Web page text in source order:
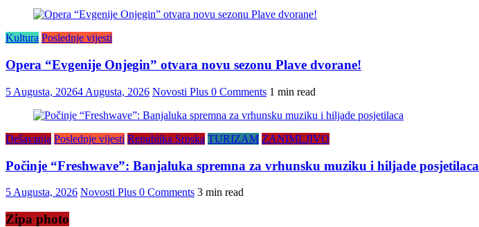
Kultura Poslednje vijesti
Opera “Evgenije Onjegin” otvara novu sezonu Plave dvorane!
5 Augusta, 20264 Augusta, 2026 Novosti Plus 0 Comments 1 min read
Dešavanja Poslednje vijesti Republika Srpska TURIZAM ZANIMLJIVO
Počinje “Freshwave”: Banjaluka spremna za vrhunsku muziku i hiljade posjetilaca
5 Augusta, 2026 Novosti Plus 0 Comments 3 min read
Zipa photo